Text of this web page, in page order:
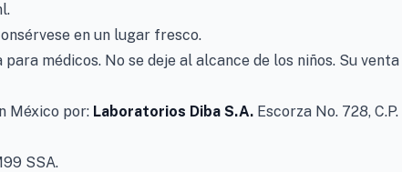
en un lugar fresco.
médicos. No se deje al alcance de los niños. Su venta
México por: Laboratorios Diba S.A. Escorza No. 728, C.P.
SSA.